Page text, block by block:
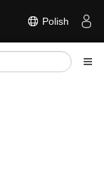
Polish